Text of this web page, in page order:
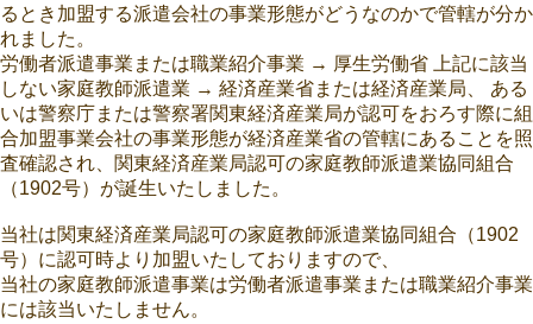
るとき加盟する派遣会社の事業形態がどうなのかで管轄が分か
れました。
労働者派遣事業または職業紹介事業 → 厚生労働省 上記に該当
しない家庭教師派遣業 → 経済産業省または経済産業局、 ある
いは警察庁または警察署関東経済産業局が認可をおろす際に組
合加盟事業会社の事業形態が経済産業省の管轄にあることを照
査確認され、関東経済産業局認可の家庭教師派遣業協同組合
（1902号）が誕生いたしました。
当社は関東経済産業局認可の家庭教師派遣業協同組合（1902
号）に認可時より加盟いたしておりますので、
当社の家庭教師派遣事業は労働者派遣事業または職業紹介事業
には該当いたしません。